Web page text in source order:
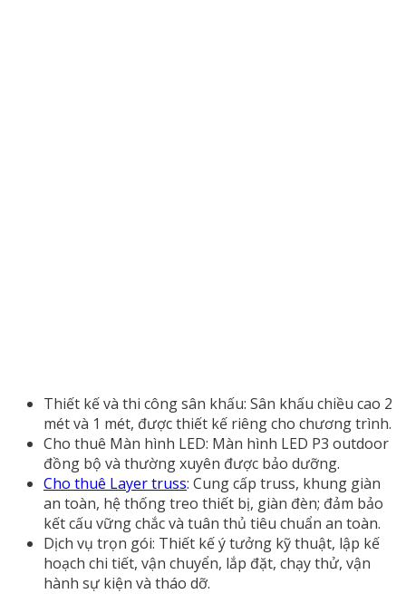
Thiết kế và thi công sân khấu: Sân khấu chiều cao 2
mét và 1 mét, được thiết kế riêng cho chương trình.
Cho thuê Màn hình LED: Màn hình LED P3 outdoor
đồng bộ và thường xuyên được bảo dưỡng.
Cho thuê Layer truss: Cung cấp truss, khung giàn
an toàn, hệ thống treo thiết bị, giàn đèn; đảm bảo
kết cấu vững chắc và tuân thủ tiêu chuẩn an toàn.
Dịch vụ trọn gói: Thiết kế ý tưởng kỹ thuật, lập kế
hoạch chi tiết, vận chuyển, lắp đặt, chạy thử, vận
hành sự kiện và tháo dỡ.